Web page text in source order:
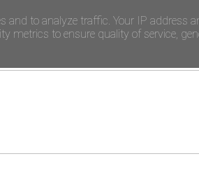
and to analyze traffic. Your IP address
metrics to ensure quality of service,